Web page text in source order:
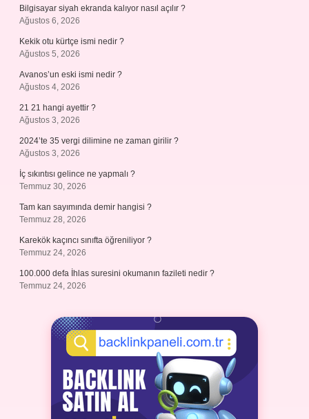
Bilgisayar siyah ekranda kalıyor nasıl açılır ?
Ağustos 6, 2026
Kekik otu kürtçe ismi nedir ?
Ağustos 5, 2026
Avanos’un eski ismi nedir ?
Ağustos 4, 2026
21 21 hangi ayettir ?
Ağustos 3, 2026
2024’te 35 vergi dilimine ne zaman girilir ?
Ağustos 3, 2026
İç sıkıntısı gelince ne yapmalı ?
Temmuz 30, 2026
Tam kan sayımında demir hangisi ?
Temmuz 28, 2026
Karekök kaçıncı sınıfta öğreniliyor ?
Temmuz 24, 2026
100.000 defa İhlas suresini okumanın fazileti nedir ?
Temmuz 24, 2026